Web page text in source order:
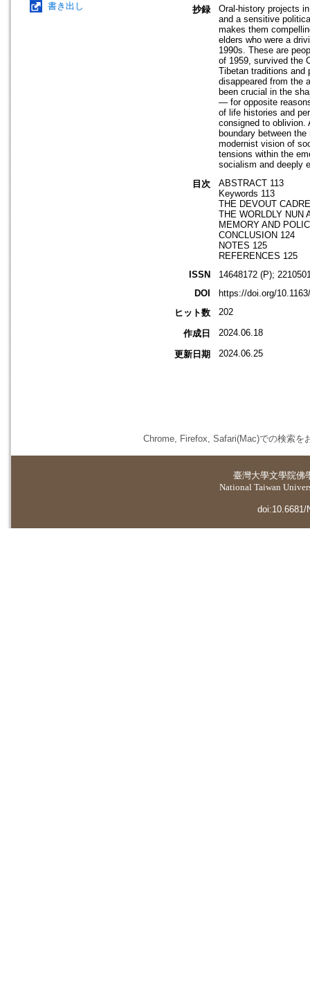
書き出し 抄録
Oral-history projects
and a sensitive
makes them
elders who were a
1990s. These are
of 1959, survived the
Tibetan traditions and
disappeared from the
been crucial in the
— for opposite
of life histories and
consigned to oblivion.
boundary between
modernist vision of
tensions within the
socialism and deeply
目次
ABSTRACT 113
Keywords 113
THE DEVOUT
THE WORLDLY NUN
MEMORY AND
CONCLUSION 124
NOTES 125
REFERENCES 125
ISSN
14648172 (P);
DOI
https://doi.org/
ヒット数
202
作成日 2024.06.18
更新日期 2024.06.25
Chrome, Firefox, Safari(Mac)での検索を
臺灣大學文學院佛
National Taiwan
doi:10.6681/